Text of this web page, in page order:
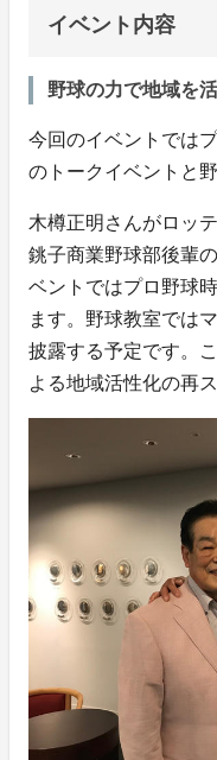
イベント内容
野球の力で地域を
今回のイベントでは
のトークイベントと
木樽正明さんがロッ
銚子商業野球部後輩
ベントではプロ野球
ます。野球教室では
披露する予定です。
よる地域活性化の再